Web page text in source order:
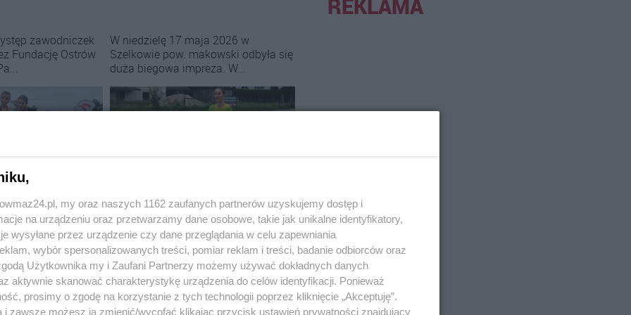
zawodniczek
Fundację Ostrów
Paradukha
Michalina Dębek
W niedzielę 17 maja 2026 w
Szelkowie pow. makowski odbyła się
duża biegowa impreza. W...
Lekkoatletyka:Biegacze z naszego
powiatu startowali w 11. Półmaratonie
Szelkowskim oraz biegach i marszu na 5
km. Jakie rezultaty osiągnęli? Wyniki,
zdjęcia
Ostrowi
za sobą występ, o
można mów...
Nadia Lubowiedzka odniosła
zwycięstwo w biegu na 5 kilometrów
w kategorii U-18 podcza...
REKLAMA
my oraz naszych 1162 zaufanych partnerów uzyskujemy dostęp i
na urządzeniu oraz przetwarzamy dane osobowe, takie jak unikalne identyfikatory,
wysyłane przez urządzenie czy dane przeglądania w celu zapewniania
wybór spersonalizowanych treści, pomiar reklam i treści, badanie odbiorców oraz
Użytkownika my i Zaufani Partnerzy możemy używać dokładnych danych
aktywnie skanować charakterystykę urządzenia do celów identyfikacji. Ponieważ
prosimy o zgodę na korzystanie z tych technologii poprzez kliknięcie „Akceptuję”.
i zawsze możesz ją zmienić/wycofać klikając przycisk ustawień prywatności znajdujący